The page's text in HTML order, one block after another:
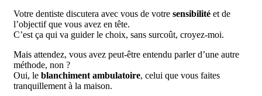
Votre dentiste discutera avec vous de votre sensibilité et de
l’objectif que vous avez en tête.
C’est ça qui va guider le choix, sans surcoût, croyez-moi.
Mais attendez, vous avez peut-être entendu parler d’une autre
méthode, non ?
Oui, le blanchiment ambulatoire, celui que vous faites
tranquillement à la maison.